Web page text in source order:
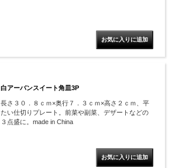
白アーバンスイート角皿3P
長さ３０．８ｃｍ×奥行７．３ｃｍ×高さ２ｃｍ、平
たい仕切りプレート。前菜や副菜、デザートなどの
３点盛に。made in China